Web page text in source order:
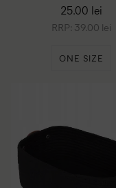
negru
25.00 lei
RRP: 39.00 lei
ONE SIZE